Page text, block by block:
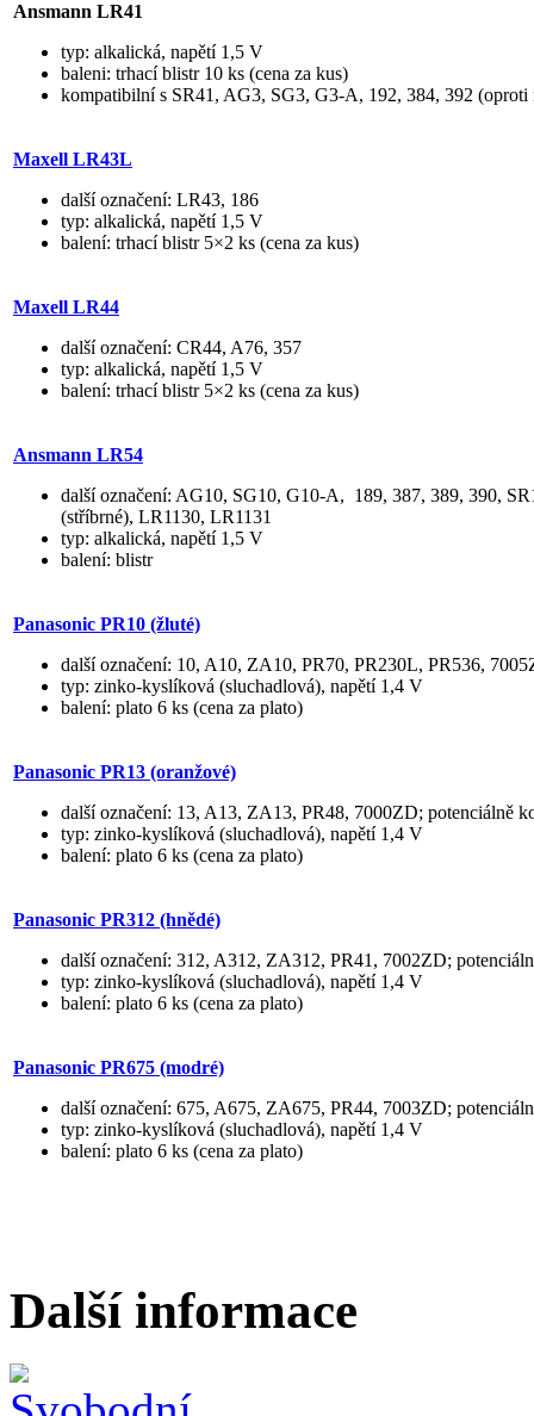
Ansmann LR41
typ: alkalická, napětí 1,5 V
baleni: trhací blistr 10 ks (cena za kus)
kompatibilní s SR41, AG3, SG3, G3-A, 192, 384, 392
Maxell LR43L
další označení: LR43, 186
typ: alkalická, napětí 1,5 V
balení: trhací blistr 5×2 ks (cena za kus)
Maxell LR44
další označení: CR44, A76, 357
typ: alkalická, napětí 1,5 V
balení: trhací blistr 5×2 ks (cena za kus)
Ansmann LR54
další označení: AG10, SG10, G10-A, 189, 387, 389, 390,
(stříbrné), LR1130, LR1131
typ: alkalická, napětí 1,5 V
balení: blistr
Panasonic PR10 (žluté)
další označení: 10, A10, ZA10, PR70, PR230L, PR536,
typ: zinko-kyslíková (sluchadlová), napětí 1,4 V
balení: plato 6 ks (cena za plato)
Panasonic PR13 (oranžové)
další označení: 13, A13, ZA13, PR48, 7000ZD; potenciálně
typ: zinko-kyslíková (sluchadlová), napětí 1,4 V
balení: plato 6 ks (cena za plato)
Panasonic PR312 (hnědé)
další označení: 312, A312, ZA312, PR41, 7002ZD;
typ: zinko-kyslíková (sluchadlová), napětí 1,4 V
balení: plato 6 ks (cena za plato)
Panasonic PR675 (modré)
další označení: 675, A675, ZA675, PR44, 7003ZD;
typ: zinko-kyslíková (sluchadlová), napětí 1,4 V
balení: plato 6 ks (cena za plato)
Další informace